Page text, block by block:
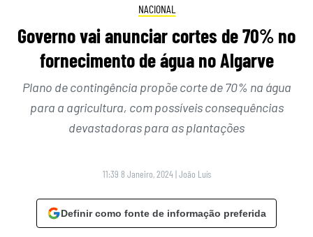
NACIONAL
Governo vai anunciar cortes de 70% no
fornecimento de água no Algarve
Plano de contingência propõe corte de 70% na água
para a agricultura, com possíveis consequências
devastadoras para as plantações
11:39 8 Janeiro, 2024 |João Luís
Definir como fonte de informação preferida